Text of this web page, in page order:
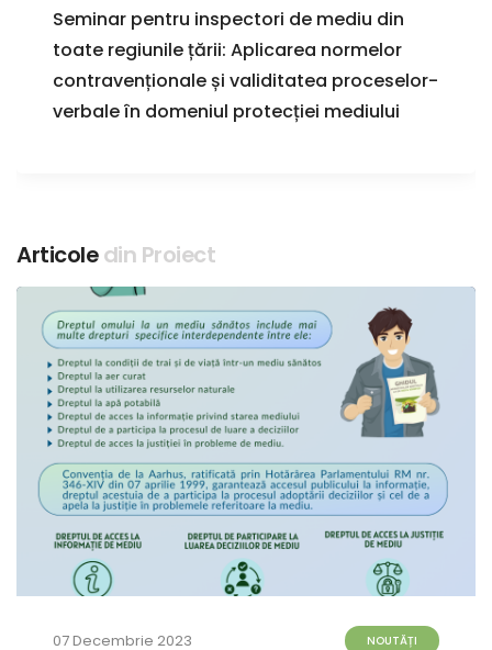
Seminar pentru inspectori de mediu din
toate regiunile țării: Aplicarea normelor
contravenționale și validitatea proceselor-
verbale în domeniul protecției mediului
Articoledin Proiect
07 Decembrie 2023 NOUTĂȚI